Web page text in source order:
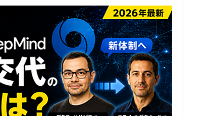
ェブ上にある類似画像を検索できる
る
徒歩」で何分かが分かる
販売を行うショッピングプラットフォームサー